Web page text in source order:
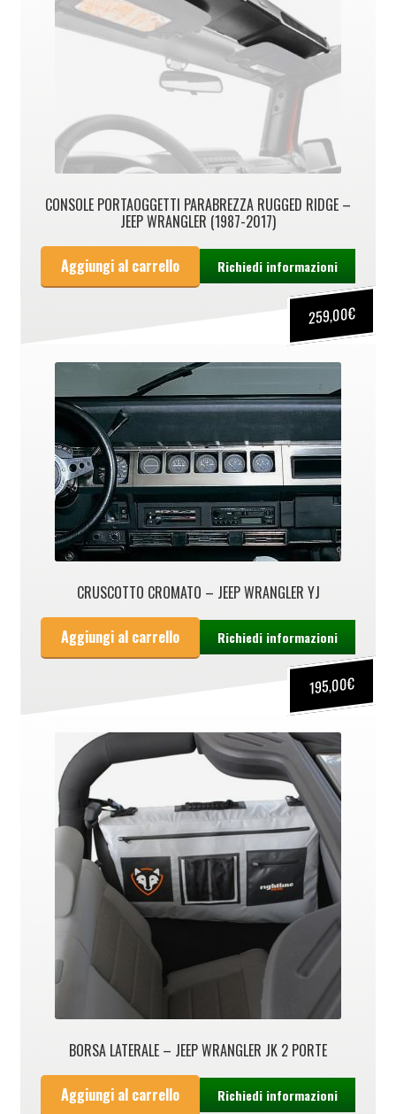
CONSOLE PORTAOGGETTI PARABREZZA RUGGED RIDGE –
JEEP WRANGLER (1987-2017)
259,00€
Aggiungi al carrello Richiedi informazioni
CRUSCOTTO CROMATO – JEEP WRANGLER YJ
195,00€
Aggiungi al carrello Richiedi informazioni
BORSA LATERALE – JEEP WRANGLER JK 2 PORTE
Aggiungi al carrello Richiedi informazioni